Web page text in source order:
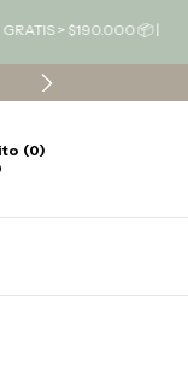
$190.000 📦 | | 💳 6
(0)